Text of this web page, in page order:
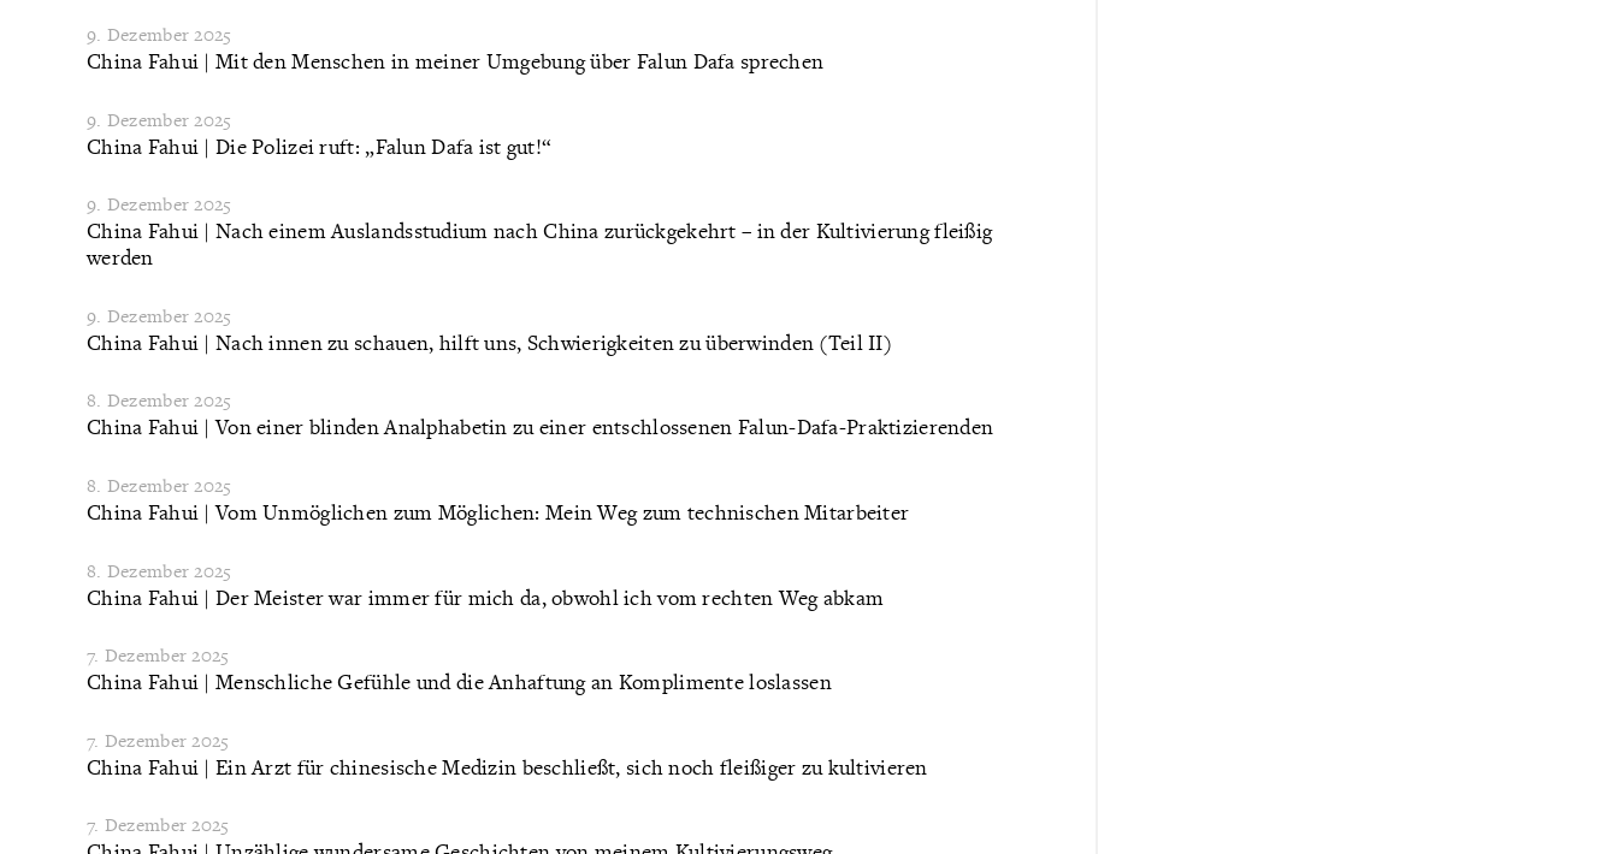
9. Dezember 2025
China Fahui | Mit den Menschen in meiner Umgebung über Falun Dafa sprechen
9. Dezember 2025
China Fahui | Die Polizei ruft: „Falun Dafa ist gut!“
9. Dezember 2025
China Fahui | Nach einem Auslandsstudium nach China zurückgekehrt – in der Kultivierung fleißig
werden
9. Dezember 2025
China Fahui | Nach innen zu schauen, hilft uns, Schwierigkeiten zu überwinden (Teil II)
8. Dezember 2025
China Fahui | Von einer blinden Analphabetin zu einer entschlossenen Falun-Dafa-Praktizierenden
8. Dezember 2025
China Fahui | Vom Unmöglichen zum Möglichen: Mein Weg zum technischen Mitarbeiter
8. Dezember 2025
China Fahui | Der Meister war immer für mich da, obwohl ich vom rechten Weg abkam
7. Dezember 2025
China Fahui | Menschliche Gefühle und die Anhaftung an Komplimente loslassen
7. Dezember 2025
China Fahui | Ein Arzt für chinesische Medizin beschließt, sich noch fleißiger zu kultivieren
7. Dezember 2025